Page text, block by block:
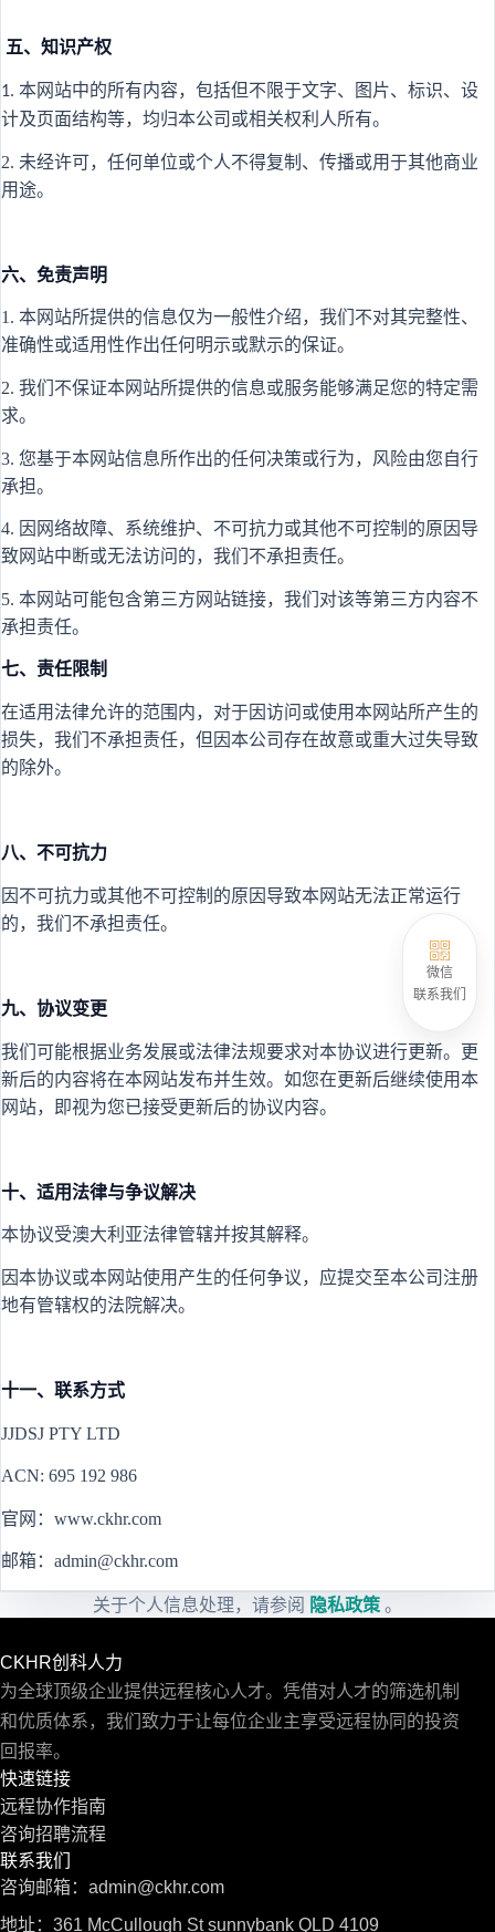
五、知识产权
1. 本网站中的所有内容，包括但不限于文字、图片、标识、设
计及页面结构等，均归本公司或相关权利人所有。
2. 未经许可，任何单位或个人不得复制、传播或用于其他商业
用途。
六、免责声明
1. 本网站所提供的信息仅为一般性介绍，我们不对其完整性、
准确性或适用性作出任何明示或默示的保证。
2. 我们不保证本网站所提供的信息或服务能够满足您的特定需
求。
3. 您基于本网站信息所作出的任何决策或行为，风险由您自行
承担。
4. 因网络故障、系统维护、不可抗力或其他不可控制的原因导
致网站中断或无法访问的，我们不承担责任。
5. 本网站可能包含第三方网站链接，我们对该等第三方内容不
承担责任。
七、责任限制
在适用法律允许的范围内，对于因访问或使用本网站所产生的
损失，我们不承担责任，但因本公司存在故意或重大过失导致
的除外。
八、不可抗力
因不可抗力或其他不可控制的原因导致本网站无法正常运行
的，我们不承担责任。
九、协议变更
我们可能根据业务发展或法律法规要求对本协议进行更新。更
新后的内容将在本网站发布并生效。如您在更新后继续使用本
网站，即视为您已接受更新后的协议内容。
十、适用法律与争议解决
本协议受澳大利亚法律管辖并按其解释。
因本协议或本网站使用产生的任何争议，应提交至本公司注册
地有管辖权的法院解决。
十一、联系方式
JJDSJ PTY LTD
ACN: 695 192 986
官网： www.ckhr.com
邮箱： admin@ckhr.com
关于个人信息处理，请参阅 隐私政策。
微信
联系我们
CKHR创科人力
为全球顶级企业提供远程核心人才。凭借对人才的筛选机制
和优质体系，我们致力于让每位企业主享受远程协同的投资
回报率。
快速链接
远程协作指南
咨询招聘流程
联系我们
咨询邮箱： admin@ckhr.com
地址：361 McCullough St sunnybank QLD 4109